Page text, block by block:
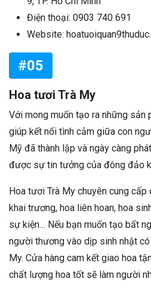
Điện thoại: 0903 740 691
Website:
#05
Hoa tươi Trà My
Với mong muốn tạo ra những sản
giúp kết nối tình cảm giữa con
Mỹ đã thành lập và ngày càng
được sự tin tưởng của đông đảo
Hoa tươi Trà My chuyên cung
khai trương, hoa liên hoan, hoa
sự kiện… Nếu bạn muốn tạo bất
người thương vào dịp sinh nhật
My. Cửa hàng cam kết giao hoa
chất lượng hoa tốt sẽ làm người